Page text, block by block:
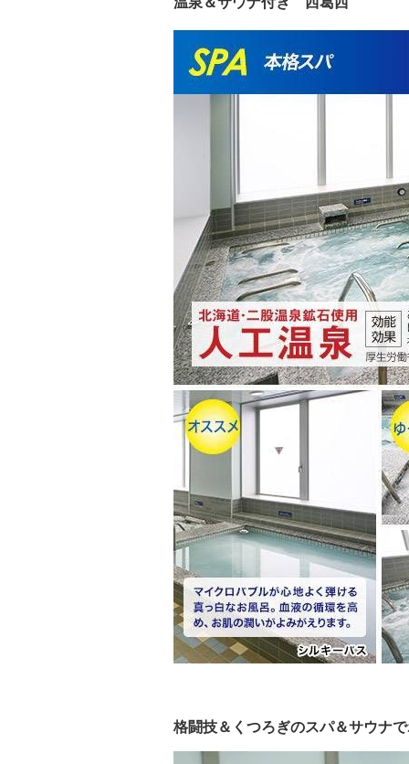
格闘技＆くつろぎのスパ＆サウナ